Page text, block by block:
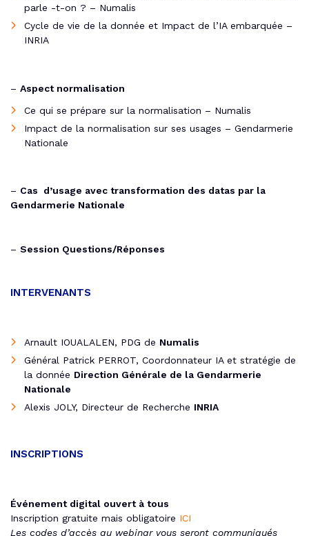
parle -t-on ? – Numalis
Cycle de vie de la donnée et Impact de l’IA embarquée –
INRIA
– Aspect normalisation
Ce qui se prépare sur la normalisation – Numalis
Impact de la normalisation sur ses usages – Gendarmerie
Nationale
– Cas d’usage avec transformation des datas par la
Gendarmerie Nationale
– Session Questions/Réponses
INTERVENANTS
Arnault IOUALALEN, PDG de Numalis
Général Patrick PERROT, Coordonnateur IA et stratégie de
la donnée Direction Générale de la Gendarmerie
Nationale
Alexis JOLY, Directeur de Recherche INRIA
INSCRIPTIONS
Événement digital ouvert à tous
Inscription gratuite mais obligatoire ICI
Les codes d’accès au webinar vous seront communiqués